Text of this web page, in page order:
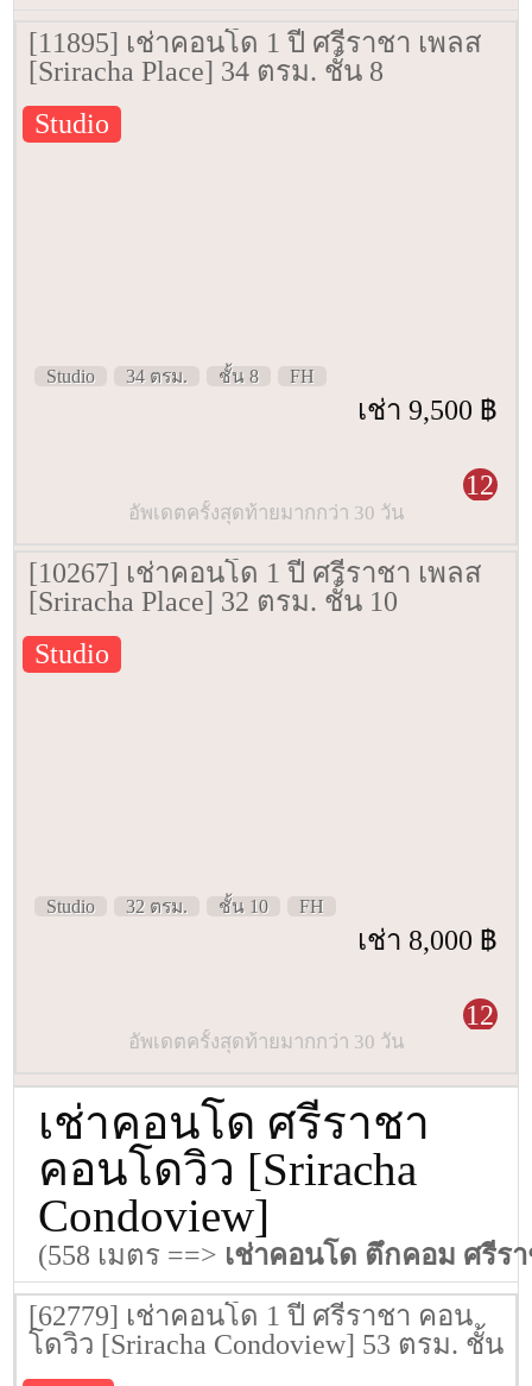
[11895] เช่าคอนโด 1 ปี ศรีราชา เพลส
[Sriracha Place] 34 ตรม. ชั้น 8
Studio
Studio 34 ตรม. ชั้น 8 FH
เช่า 9,500 ฿
12
อัพเดตครั้งสุดท้ายมากกว่า 30 วัน
[10267] เช่าคอนโด 1 ปี ศรีราชา เพลส
[Sriracha Place] 32 ตรม. ชั้น 10
Studio
Studio 32 ตรม. ชั้น 10 FH
เช่า 8,000 ฿
12
อัพเดตครั้งสุดท้ายมากกว่า 30 วัน
เช่าคอนโด ศรีราชา
คอนโดวิว [Sriracha
Condoview]
(558 เมตร ==> เช่าคอนโด ตึกคอม ศรีร
[62779] เช่าคอนโด 1 ปี ศรีราชา คอน
โดวิว [Sriracha Condoview] 53 ตรม. ชั้น
10